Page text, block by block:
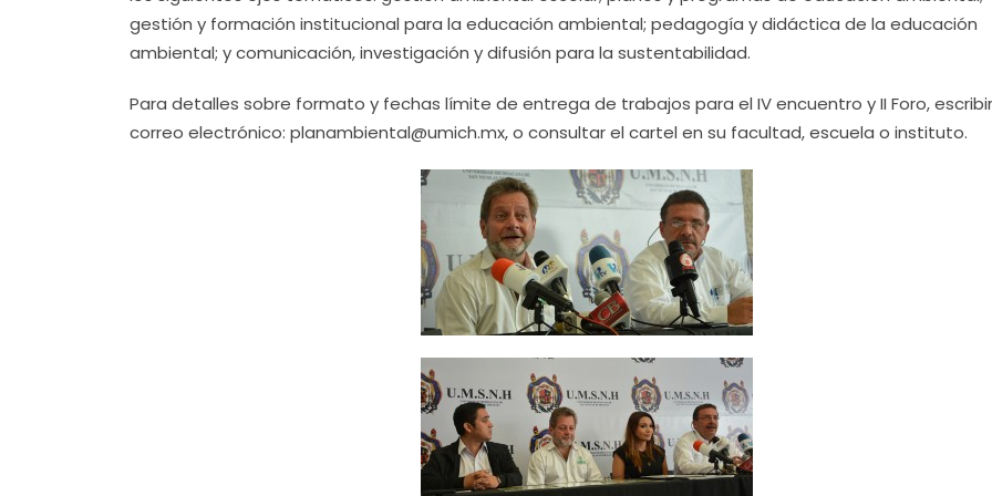
gestión y formación institucional para la educación ambiental; pedagogía y didáctica de la educación
ambiental; y comunicación, investigación y difusión para la sustentabilidad.
Para detalles sobre formato y fechas límite de entrega de trabajos para el IV encuentro y II Foro,
correo electrónico: planambiental@umich.mx, o consultar el cartel en su facultad, escuela o instituto.